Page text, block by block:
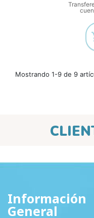
Mostrando 1-9 de 9
Información
General